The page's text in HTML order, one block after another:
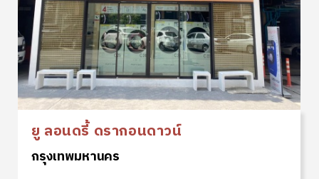
ยู ลอนดรี้ ดรากอนดาวน์
กรุงเทพมหานคร